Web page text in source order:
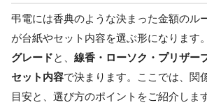
弔電には香典のような決まった金額のル
が台紙やセット内容を選ぶ形になります
グレードと、 線香・ローソク・プリザー
セット内容で決まります。ここでは、関
目安と、選び方のポイントをご紹介します